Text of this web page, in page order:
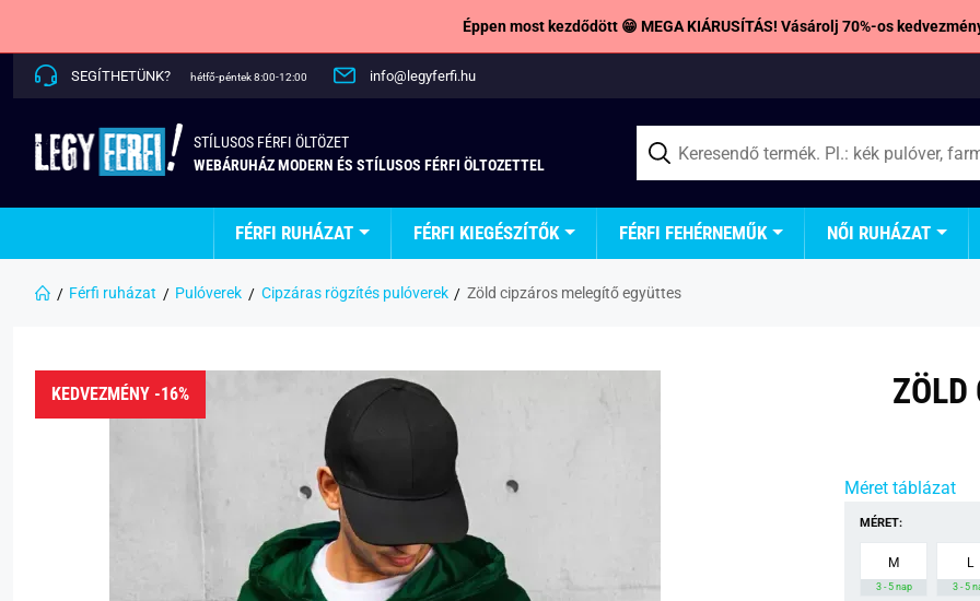
Éppen most kezdődött 😁 MEGA KIÁRUSÍTÁS! Vásárolj 70%-os
SEGÍTHETÜNK? hétfő-péntek 8:00-12:00 info@legyferfi.hu
STÍLUSOS FÉRFI ÖLTÖZET
WEBÁRUHÁZ MODERN ÉS STÍLUSOS FÉRFI ÖLTOZETTEL
FÉRFI RUHÁZAT FÉRFI KIEGÉSZÍTŐK FÉRFI FEHÉRNEMŰK NŐI RUHÁZAT
Férfi ruházat Pulóverek Cipzáras rögzítés pulóverek Zöld cipzáros melegítő együttes
KEDVEZMÉNY -16%
ZÖLD
Méret táblázat
MÉRET:
M
3 - 5 nap
L
3 - 5